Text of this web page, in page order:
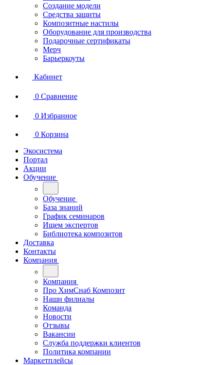
Создание модели
Средства защиты
Композитные настилы
Оборудование для производства
Подарочные сертификаты
Мерч
Барьеркоуты
Кабинет
0 Сравнение
0 Избранное
0 Корзина
Экосистема
Портал
Акции
Обучение
Обучение
База знаний
График семинаров
Ищем экспертов
Библиотека композитов
Доставка
Контакты
Компания
Компания
Про ХимСнаб Композит
Наши филиалы
Команда
Новости
Отзывы
Вакансии
Служба поддержки клиентов
Политика компании
Маркетплейсы